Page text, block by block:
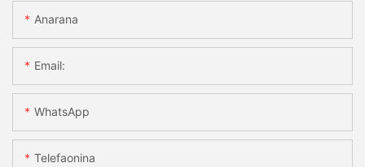
Anarana
Email:
WhatsApp
Telefaonina